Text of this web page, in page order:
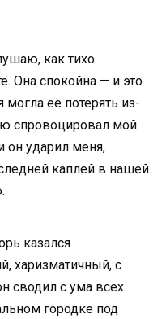
как тихо
Она спокойна — и это
её потерять из-
спровоцировал мой
он ударил меня,
каплей в нашей
казался
харизматичный, с
сводил с ума всех
городке под